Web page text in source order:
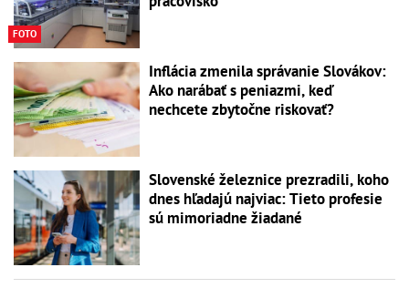
FOTO
Inflácia zmenila správanie Slovákov:
Ako narábať s peniazmi, keď
nechcete zbytočne riskovať?
Slovenské železnice prezradili, koho
dnes hľadajú najviac: Tieto profesie
sú mimoriadne žiadané